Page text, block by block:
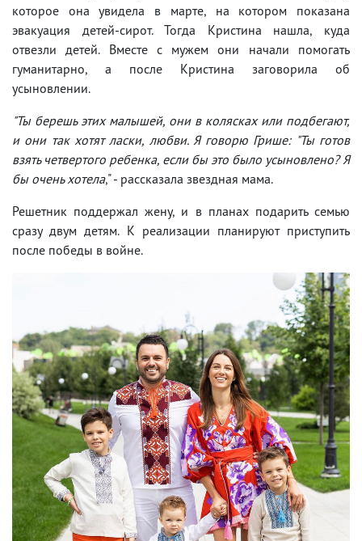
которое она увидела в марте, на котором показана
эвакуация детей-сирот. Тогда Кристина нашла, куда
отвезли детей. Вместе с мужем они начали помогать
гуманитарно, а после Кристина заговорила об
усыновлении.
"Ты берешь этих малышей, они в колясках или подбегают,
и они так хотят ласки, любви. Я говорю Грише: "Ты готов
взять четвертого ребенка, если бы это было усыновлено? Я
бы очень хотела," - рассказала звездная мама.
Решетник поддержал жену, и в планах подарить семью
сразу двум детям. К реализации планируют приступить
после победы в войне.